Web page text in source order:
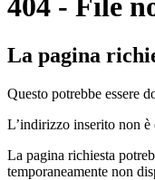
404 - File
La pagina
Questo potrebbe essere
L’indirizzo inserito non è
La pagina richiesta
temporaneamente non